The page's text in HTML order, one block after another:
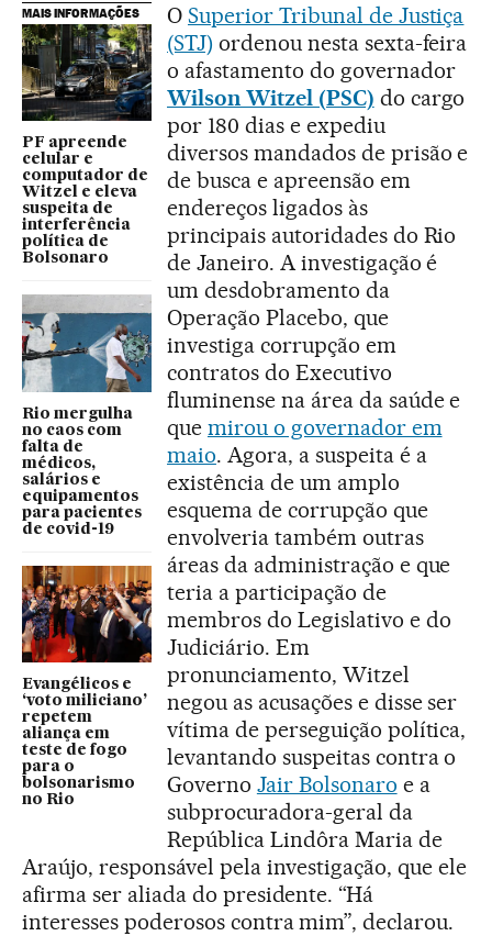
MAIS INFORMAÇÕES
PF apreende
celular e
computador de
Witzel e eleva
suspeita de
interferência
política de
Bolsonaro
Rio mergulha
no caos com
falta de
médicos,
salários e
equipamentos
para pacientes
de covid-19
Evangélicos e
‘voto miliciano’
repetem
aliança em
teste de fogo
para o
bolsonarismo
no Rio
O Superior Tribunal de Justiça
(STJ) ordenou nesta sexta-feira
o afastamento do governador
Wilson Witzel (PSC) do cargo
por 180 dias e expediu
diversos mandados de prisão e
de busca e apreensão em
endereços ligados às
principais autoridades do Rio
de Janeiro. A investigação é
um desdobramento da
Operação Placebo, que
investiga corrupção em
contratos do Executivo
fluminense na área da saúde e
que mirou o governador em
maio. Agora, a suspeita é a
existência de um amplo
esquema de corrupção que
envolveria também outras
áreas da administração e que
teria a participação de
membros do Legislativo e do
Judiciário. Em
pronunciamento, Witzel
negou as acusações e disse ser
vítima de perseguição política,
levantando suspeitas contra o
Governo Jair Bolsonaro e a
subprocuradora-geral da
República Lindôra Maria de
Araújo, responsável pela investigação, que ele
afirma ser aliada do presidente. “Há
interesses poderosos contra mim”, declarou.